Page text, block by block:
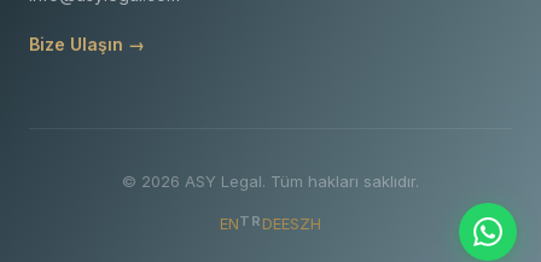
Bize Ulaşın →
© 2026 ASY Legal. Tüm hakları saklıdır.
ENTR DEESZH